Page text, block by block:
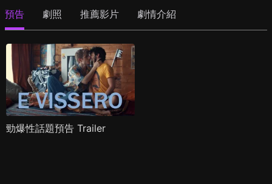
預告 劇照 推薦影片 劇情介紹
勁爆性話題預告 Trailer